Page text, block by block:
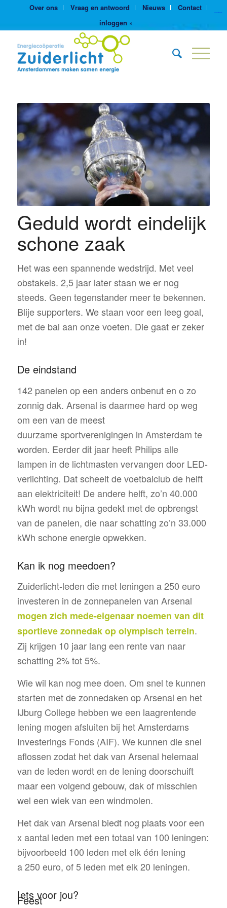
Over ons Vraag en antwoord Nieuws
Contact
inloggen »
Geduld wordt eindelijk
schone zaak
Het was een spannende wedstrijd. Met veel
obstakels. 2,5 jaar later staan we er nog
steeds. Geen tegenstander meer te bekennen.
Blije supporters. We staan voor een leeg goal,
met de bal aan onze voeten. Die gaat er zeker
in!
De eindstand
142 panelen op een anders onbenut en o zo
zonnig dak. Arsenal is daarmee hard op weg
om een van de meest
duurzame sportverenigingen in Amsterdam te
worden. Eerder dit jaar heeft Philips alle
lampen in de lichtmasten vervangen door LED-
verlichting. Dat scheelt de voetbalclub de helft
aan elektriciteit! De andere helft, zo’n 40.000
kWh wordt nu bijna gedekt met de opbrengst
van de panelen, die naar schatting zo’n 33.000
kWh schone energie opwekken.
Kan ik nog meedoen?
Zuiderlicht-leden die met leningen a 250 euro
investeren in de zonnepanelen van Arsenal
mogen zich mede-eigenaar noemen van dit
sportieve zonnedak op olympisch terrein.
Zij krijgen 10 jaar lang een rente van naar
schatting 2% tot 5%.
Wie wil kan nog mee doen. Om snel te kunnen
starten met de zonnedaken op Arsenal en het
IJburg College hebben we een laagrentende
lening mogen afsluiten bij het Amsterdams
Investerings Fonds (AIF). We kunnen die snel
aflossen zodat het dak van Arsenal helemaal
van de leden wordt en de lening doorschuift
maar een volgend gebouw, dak of misschien
wel een wiek van een windmolen.
Het dak van Arsenal biedt nog plaats voor een
x aantal leden met een totaal van 100 leningen:
bijvoorbeeld 100 leden met elk één lening
a 250 euro, of 5 leden met elk 20 leningen.
Iets voor jou?
Feest